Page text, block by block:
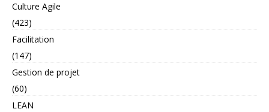
Culture Agile
(423)
Facilitation
(147)
Gestion de projet
(60)
LEAN